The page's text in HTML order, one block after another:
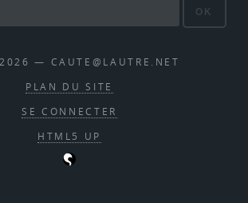
OK
— CAUTE@LAUTRE.NET
PLAN DU SITE
SE CONNECTER
HTML5 UP